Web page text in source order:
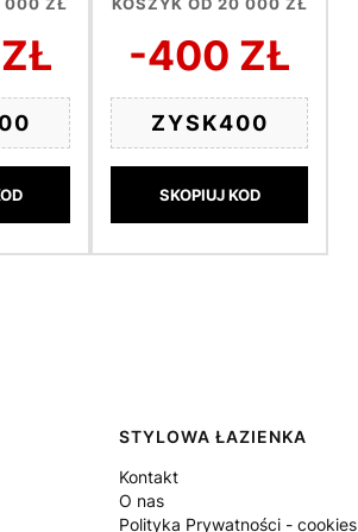
-400 ZŁ
ZYSK400
SKOPIUJ KOD
STYLOWA ŁAZIENKA
Kontakt
O nas
Polityka Prywatności - cookies